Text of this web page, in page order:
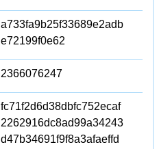
a733fa9b25f33689e2adb
e72199f0e62
2366076247
fc71f2d6d38dbfc752ecaf
2262916dc8ad99a34243
d47b34691f9f8a3afaeffd